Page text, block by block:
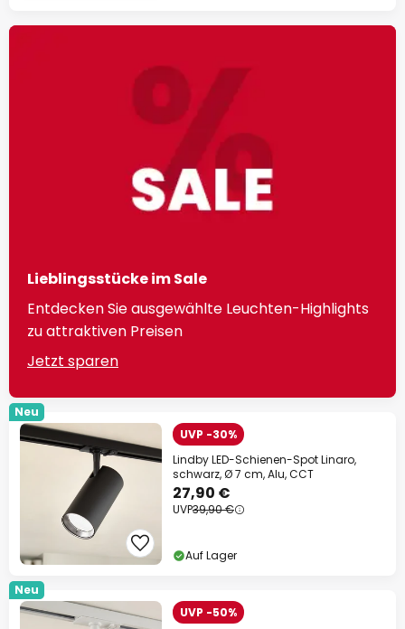
Lieblingsstücke im Sale
Entdecken Sie ausgewählte Leuchten-Highlights
zu attraktiven Preisen
Jetzt sparen
Neu
UVP -30%
Lindby LED-Schienen-Spot Linaro,
schwarz, Ø 7 cm, Alu, CCT
27,90 €
UVP39,90 €
Auf Lager
Neu
UVP -50%